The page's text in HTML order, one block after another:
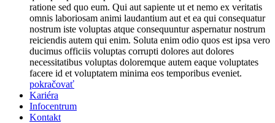
ratione sed quo eum. Qui aut sapiente ut et nemo ex veritatis
omnis laboriosam animi laudantium aut et ea qui consequatur
nostrum iste voluptas atque consequuntur aspernatur nostrum
reiciendis autem qui enim. Soluta enim odio quos est ipsa vero
ducimus officiis voluptas corrupti dolores aut dolores
necessitatibus voluptas doloremque autem eaque voluptates
facere id et voluptatem minima eos temporibus eveniet.
pokračovať
Kariéra
Infocentrum
Kontakt